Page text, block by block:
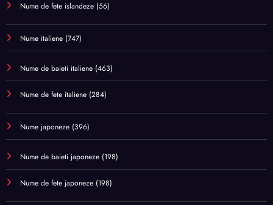
Nume de fete islandeze (56)
Nume italiene (747)
Nume de baieti italiene (463)
Nume de fete italiene (284)
Nume japoneze (396)
Nume de baieti japoneze (198)
Nume de fete japoneze (198)